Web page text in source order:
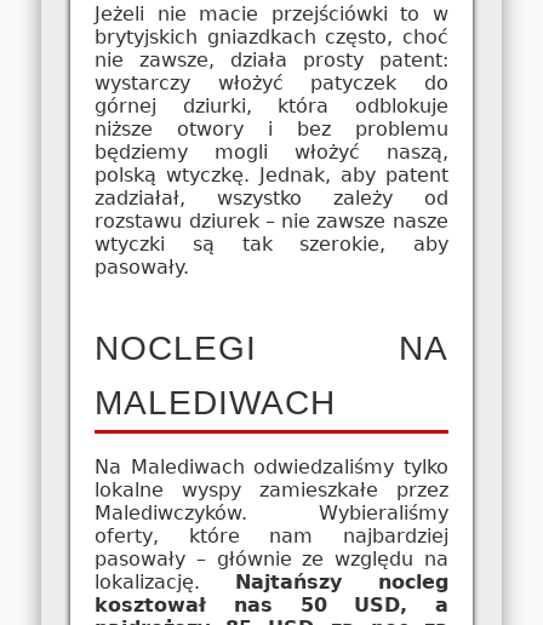
Jeżeli nie macie przejściówki to w
brytyjskich gniazdkach często, choć
nie zawsze, działa prosty patent:
wystarczy włożyć patyczek do
górnej dziurki, która odblokuje
niższe otwory i bez problemu
będziemy mogli włożyć naszą,
polską wtyczkę. Jednak, aby patent
zadziałał, wszystko zależy od
rozstawu dziurek – nie zawsze nasze
wtyczki są tak szerokie, aby
pasowały.
NOCLEGI NA
MALEDIWACH
Na Malediwach odwiedzaliśmy tylko
lokalne wyspy zamieszkałe przez
Malediwczyków. Wybieraliśmy
oferty, które nam najbardziej
pasowały – głównie ze względu na
lokalizację. Najtańszy nocleg
kosztował nas 50 USD, a